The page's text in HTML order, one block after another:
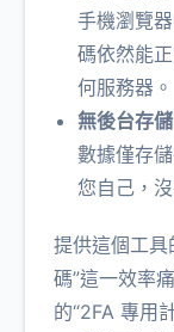
手機瀏覽
碼依然能
何服務器。
無後台存儲
數據僅存
您自己，
提供這個工具
碼”這一效率
的“2FA 專用